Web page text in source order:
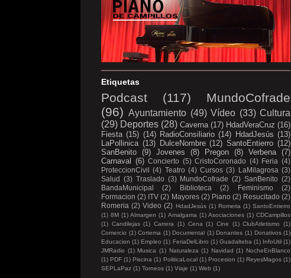
Etiquetas
Podcast (117)
MundoCofrade
(96) Ayuntamiento (49) Vídeo (33) Cultura
(29) Deportes (28) Caverna (17) HdadVeraCruz (16)
Fiesta (15) (14) RadioConsiliario (14) HdadJesús (13)
LaPollinica (13) DulceNombre (12) SantoEntierro (12)
SanBenito (9) Jovenes (8) Pregon (8) Verbena (7)
Carnaval (6) Concierto (5) CristoCoronado (4) Feria (4)
ProteccionCivil (4) Teatro (4) Cursos (3) LaMilagrosa (3)
Salud (3) Traslado (3) MundoCofrade (2) SanBenito (2)
BandaMunicipal
(2) Biblioteca (2) Feminismo
(2)
Formacion (2) ITV (2) Mayores (2) Piano (2) Resucitado (2)
Romeria (2) Video (2) HdadJesús (1) Romeria (1) SantoEntierro
(1) 8M (1) Almargen (1) Amalgama (1) Asociaciones (1) CDCampillos
(1) Candilejas (1) Carrera (1) Cena (1) Cine (1) ClubAtletismo
(1)
Comercio (1) Cortema (1) Documental (1) Donantes (1) Donativos (1)
Educacion (1) Empleo (1) FeriaDelLibro (1) Guadalteba (1) InfoUtil (1)
JMRadio (1) Musica (1) Naturaleza (1) Navidad (1) NocheEnBlanco
(1) PDF (1) Piscina (1) PoliticaLocal (1) Procesion (1) ReyesMagos (1)
SEPLaPaz (1) Torneos (1) Viaje (1) Web (1)